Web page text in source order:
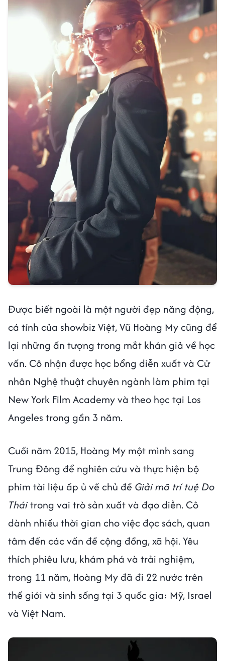
Được biết ngoài là một người đẹp năng động,
cá tính của showbiz Việt, Vũ Hoàng My cũng để
lại những ấn tượng trong mắt khán giả về học
vấn. Cô nhận được học bổng diễn xuất và Cử
nhân Nghệ thuật chuyên ngành làm phim tại
New York Film Academy và theo học tại Los
Angeles trong gần 3 năm.
Cuối năm 2015, Hoàng My một mình sang
Trung Đông để nghiên cứu và thực hiện bộ
phim tài liệu ấp ủ về chủ đề Giải mã trí tuệ Do
Tháitrong vai trò sản xuất và đạo diễn. Cô
dành nhiều thời gian cho việc đọc sách, quan
tâm đến các vấn đề cộng đồng, xã hội. Yêu
thích phiêu lưu, khám phá và trải nghiệm,
trong 11 năm, Hoàng My đã đi 22 nước trên
thế giới và sinh sống tại 3 quốc gia: Mỹ, Israel
và Việt Nam.